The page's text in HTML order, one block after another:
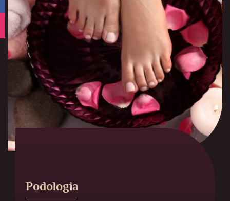
Podologia